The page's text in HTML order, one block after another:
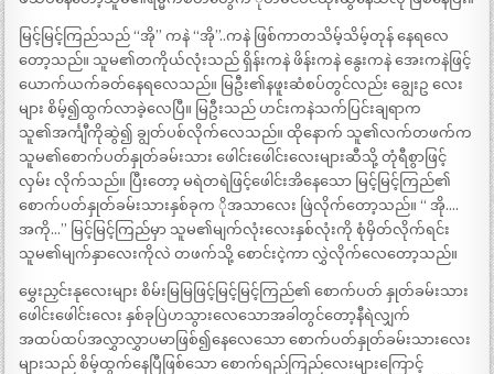
မြင့်မြင့်ကြည်သည် “အို” ကနဲ “အို”..ကနဲ ဖြစ်ကာတသိမ့်သိမ့်တုန် နေရလေ
တော့သည်။ သူမ၏တကိုယ်လုံးသည် ရှိန်းကနဲ ဖိန်းကနဲ နွေးကနဲ အေးကနဲဖြင့်
ယောက်ယက်ခတ်နေရလေသည်။ မြဦး၏နဖူးဆံစပ်တွင်လည်း ချွေးဥ လေး
များ စိမ့်၍ထွက်လာခဲ့လေပြီ။ မြဦးသည် ဟင်းကနဲသက်ပြင်းချရာက
သူ၏အင်္ကျီကိုဆွဲ၍ ချွတ်ပစ်လိုက်လေသည်။ ထိုနောက် သူ၏လက်တဖက်က
သူမ၏စောက်ပတ်နှုတ်ခမ်းသား ဖေါင်းဖေါင်းလေးများဆီသို့ တုံရီစွာဖြင့်
လှမ်း လိုက်သည်။ ပြီးတော့ မရဲတရဲဖြင့်ဖေါင်းအိနေသော မြင့်မြင့်ကြည်၏
စောက်ပတ်နှုတ်ခမ်းသားနှစ်ခုက ိုအသာလေး ဖြဲလိုက်တော့သည်။ “ အို….
အကို…” မြင့်မြင့်ကြည်မှာ သူမ၏မျက်လုံးလေးနှစ်လုံးကို စုံမှိတ်လိုက်ရင်း
သူမ၏မျက်နှာလေးကိုလဲ တဖက်သို့ စောင်းငဲ့ကာ လွှဲလိုက်လေတော့သည်။
မွှေးညှင်းနုလေးများ စိမ်းမြမြဖြင့်မြင့်မြင့်ကြည်၏ စောက်ပတ် နှုတ်ခမ်းသား
ဖေါင်းဖေါင်းလေး နှစ်ခုပြဲဟသွားလေသောအခါတွင်တော့နီရဲလျှက်
အထပ်ထပ်အလွှာလွှာပမာဖြစ်၍နေလေသော စောက်ပတ်နှုတ်ခမ်းသားလေး
များသည် စိမ့်ထွက်နေပြီဖြစ်သော စောက်ရည်ကြည်လေးများကြောင့်